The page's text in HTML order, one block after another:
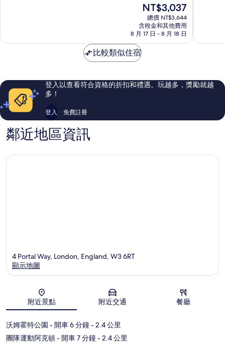
日
令
常
評
論
現
在
價
格
為
NT$3,037
總價 NT$3,644
含稅金和其他費用
8 月 17 日 - 8 月 18 日
店
棒
評
論
比較類似住宿
登入以查看符合資格的折扣和禮遇。玩越多，獎勵就越
多！
登入 免費註冊
鄰近地區資訊
地圖
4 Portal Way, London, England, W3 6RT
顯示地圖
附近景點 附近交通 餐廳
沃姆霍特公園 - 開車 6 分鐘- 2.4 公里
團隊運動阿克頓- 開車 7 分鐘- 2.4 公里